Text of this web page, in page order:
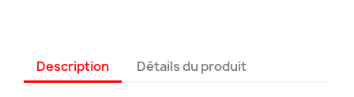
Description Détails du produit